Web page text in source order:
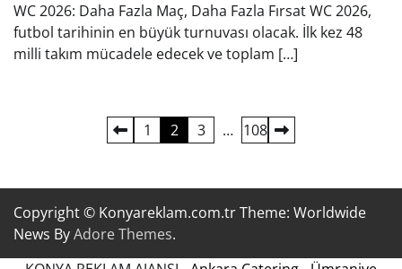
WC 2026: Daha Fazla Maç, Daha Fazla Fırsat WC 2026,
futbol tarihinin en büyük turnuvası olacak. İlk kez 48
milli takım mücadele edecek ve toplam […]
1 2 3 … 108
Copyright © Konyareklam.com.tr Theme: Worldwide
News ByAdore Themes.